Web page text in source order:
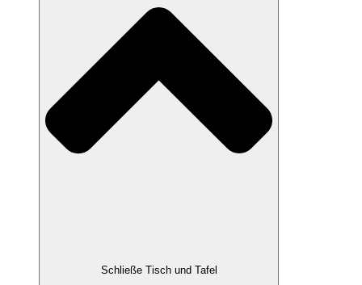
Schließe Tisch und Tafel